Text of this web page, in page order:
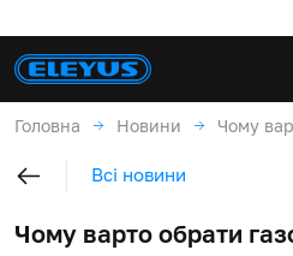
Головна Новини Чому
Всі новини
Чому варто обрати